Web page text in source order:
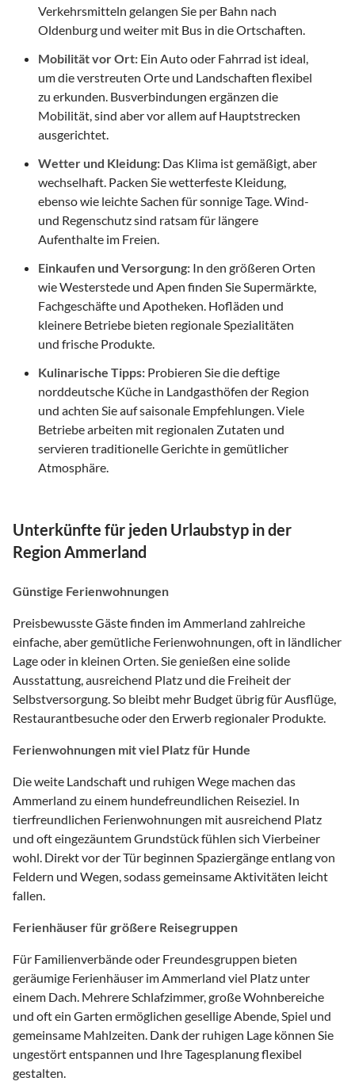
Verkehrsmitteln gelangen Sie per Bahn nach
Oldenburg und weiter mit Bus in die Ortschaften.
Mobilität vor Ort: Ein Auto oder Fahrrad ist ideal,
um die verstreuten Orte und Landschaften flexibel
zu erkunden. Busverbindungen ergänzen die
Mobilität, sind aber vor allem auf Hauptstrecken
ausgerichtet.
Wetter und Kleidung: Das Klima ist gemäßigt, aber
wechselhaft. Packen Sie wetterfeste Kleidung,
ebenso wie leichte Sachen für sonnige Tage. Wind-
und Regenschutz sind ratsam für längere
Aufenthalte im Freien.
Einkaufen und Versorgung: In den größeren Orten
wie Westerstede und Apen finden Sie Supermärkte,
Fachgeschäfte und Apotheken. Hofläden und
kleinere Betriebe bieten regionale Spezialitäten
und frische Produkte.
Kulinarische Tipps: Probieren Sie die deftige
norddeutsche Küche in Landgasthöfen der Region
und achten Sie auf saisonale Empfehlungen. Viele
Betriebe arbeiten mit regionalen Zutaten und
servieren traditionelle Gerichte in gemütlicher
Atmosphäre.
Unterkünfte für jeden Urlaubstyp in der
Region Ammerland
Günstige Ferienwohnungen
Preisbewusste Gäste finden im Ammerland zahlreiche
einfache, aber gemütliche Ferienwohnungen, oft in ländlicher
Lage oder in kleinen Orten. Sie genießen eine solide
Ausstattung, ausreichend Platz und die Freiheit der
Selbstversorgung. So bleibt mehr Budget übrig für Ausflüge,
Restaurantbesuche oder den Erwerb regionaler Produkte.
Ferienwohnungen mit viel Platz für Hunde
Die weite Landschaft und ruhigen Wege machen das
Ammerland zu einem hundefreundlichen Reiseziel. In
tierfreundlichen Ferienwohnungen mit ausreichend Platz
und oft eingezäuntem Grundstück fühlen sich Vierbeiner
wohl. Direkt vor der Tür beginnen Spaziergänge entlang von
Feldern und Wegen, sodass gemeinsame Aktivitäten leicht
fallen.
Ferienhäuser für größere Reisegruppen
Für Familienverbände oder Freundesgruppen bieten
geräumige Ferienhäuser im Ammerland viel Platz unter
einem Dach. Mehrere Schlafzimmer, große Wohnbereiche
und oft ein Garten ermöglichen gesellige Abende, Spiel und
gemeinsame Mahlzeiten. Dank der ruhigen Lage können Sie
ungestört entspannen und Ihre Tagesplanung flexibel
gestalten.